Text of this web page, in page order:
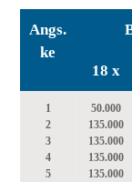
Angs.
ke
18 x
1
2
3
4
5
50.000
135.000
135.000
135.000
135.000